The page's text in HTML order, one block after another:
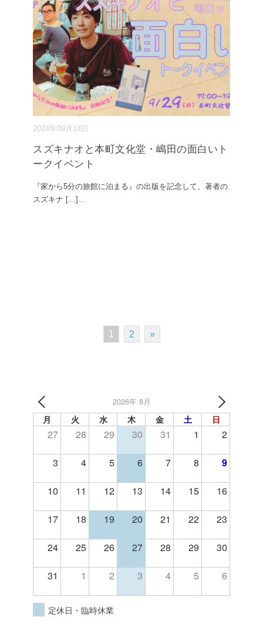
2024年09月14日
スズキナオと本町文化堂・嶋田の面白いト
ークイベント
『家から5分の旅館に泊まる』の出版を記念して、著者の
スズキナ […] ...
1 2 »
2026年 8月
月 火 水 木 金 土 日
27 28 29 30 31 1 2
3 4 5 6 7 8 9
10 11 12 13 14 15 16
17 18 19 20 21 22 23
24 25 26 27 28 29 30
31 1 2 3 4 5 6
定休日・臨時休業